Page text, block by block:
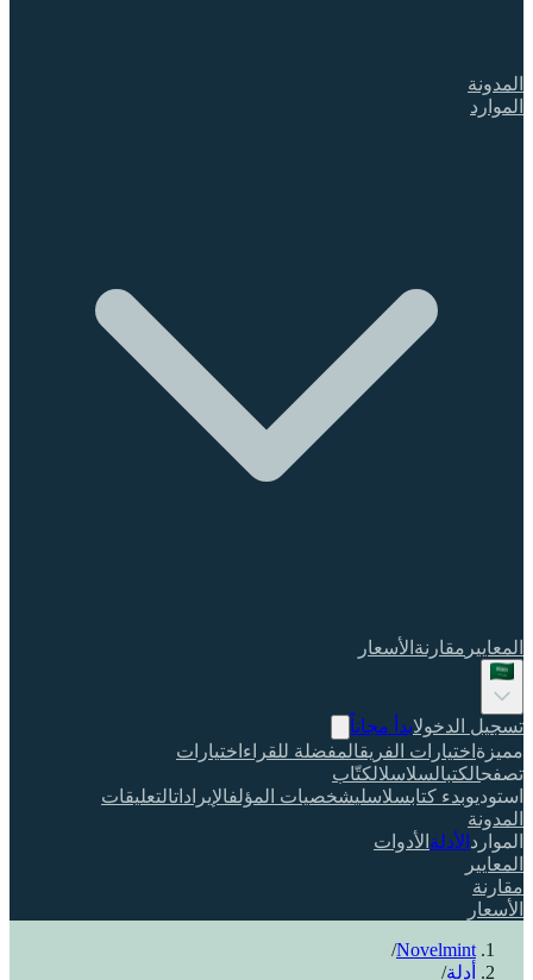
المدونة
الموارد
المعايير مقارنة الأسعار
تسجيل الدخولابدأ مجاناً
مميزة اختيارات الفريقالمفضلة للقراء اختيارات
تصفحالكتبالسلاسلالكتّاب
استوديوبدء كتابسلاسليشخصيات المؤلفالإيراداتالتعليقات
المدونة
الموارد الأدلة الأدوات
المعايير
مقارنة
الأسعار
Novelmint
/
أدلة/